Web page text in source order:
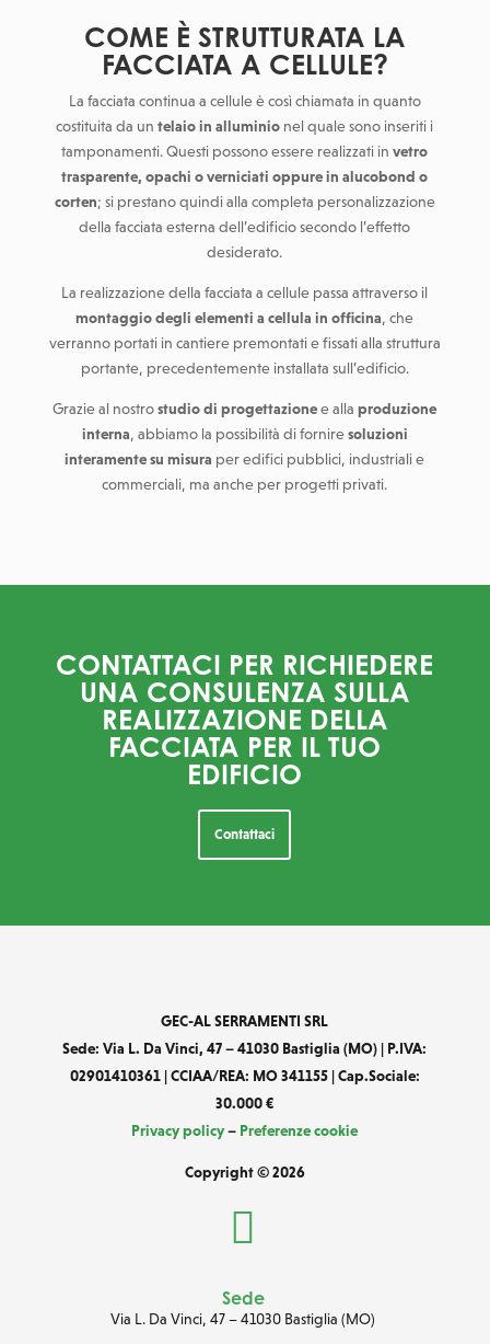
COME È STRUTTURATA LA
FACCIATA A CELLULE?
La facciata continua a cellule è così chiamata in quanto
costituita da untelaio in alluminio nel quale sono inseriti i
tamponamenti. Questi possono essere realizzati invetro
trasparente, opachi o verniciati oppure in alucobond o
corten; si prestano quindi alla completa personalizzazione
della facciata esterna dell’edificio secondo l’effetto
desiderato.
La realizzazione della facciata a cellule passa attraverso il
montaggio degli elementi a cellula in officina, che
verranno portati in cantiere premontati e fissati alla struttura
portante, precedentemente installata sull’edificio.
Grazie al nostrostudio di progettazionee allaproduzione
interna, abbiamo la possibilità di forniresoluzioni
interamente su misura per edifici pubblici, industriali e
commerciali, ma anche per progetti privati.
CONTATTACI PER RICHIEDERE
UNA CONSULENZA SULLA
REALIZZAZIONE DELLA
FACCIATA PER IL TUO
EDIFICIO
Contattaci
GEC-AL SERRAMENTI SRL
Sede: Via L. Da Vinci, 47 – 41030 Bastiglia (MO) | P.IVA:
02901410361 | CCIAA/REA: MO 341155 | Cap.Sociale:
30.000 €
Privacy policy– Preferenze cookie
Copyright © 2026

Sede
Via L. Da Vinci, 47–41030 Bastiglia (MO)